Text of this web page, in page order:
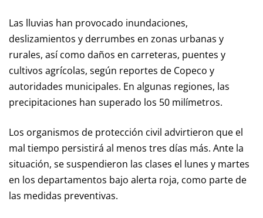
Las lluvias han provocado inundaciones,
deslizamientos y derrumbes en zonas urbanas y
rurales, así como daños en carreteras, puentes y
cultivos agrícolas, según reportes de Copeco y
autoridades municipales. En algunas regiones, las
precipitaciones han superado los 50 milímetros.
Los organismos de protección civil advirtieron que el
mal tiempo persistirá al menos tres días más. Ante la
situación, se suspendieron las clases el lunes y martes
en los departamentos bajo alerta roja, como parte de
las medidas preventivas.